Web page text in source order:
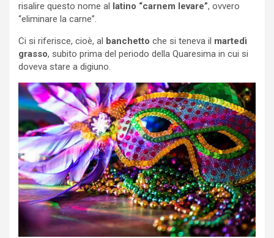
risalire questo nome al
latino “carnem levare”, ovvero
“eliminare la carne”.
Ci si riferisce, cioè, al banchetto che si teneva il martedì
grasso, subito prima del periodo della Quaresima in cui si
doveva stare a digiuno.